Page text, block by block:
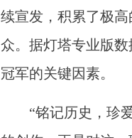
续宣发，积累了极
众。据灯塔专业版
冠军的关键因素。
“铭记历史，珍爱